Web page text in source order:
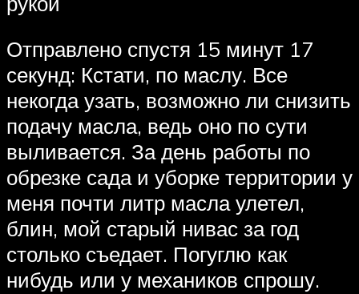
Отправлено спустя 15 минут 17
секунд: Кстати, по маслу. Все
некогда узать, возможно ли снизить
подачу масла, ведь оно по сути
выливается. За день работы по
обрезке сада и уборке территории у
меня почти литр масла улетел,
блин, мой старый нивас за год
столько съедает. Погуглю как
нибудь или у механиков спрошу.